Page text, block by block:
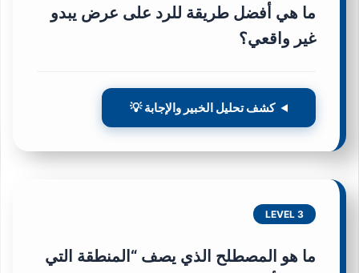
ما هي أفضل طريقة للرد على عرض يبدو
غير واقعي؟
كشف تحليل الخبير والإجابة 💡
LEVEL 3
ما هو المصطلح الذي يصف “المنطقة التي